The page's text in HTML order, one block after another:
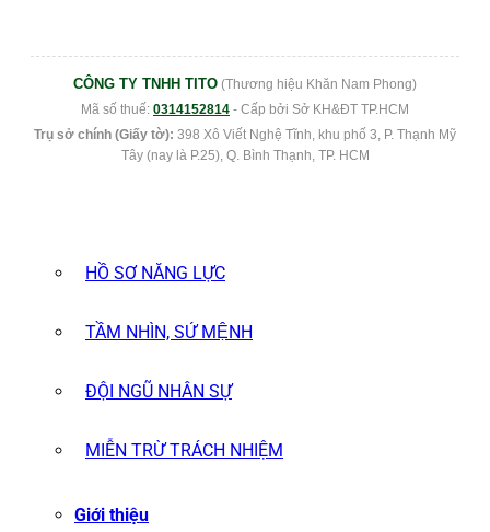
CÔNG TY TNHH TITO (Thương hiệu Khăn Nam Phong)
Mã số thuế: 0314152814 - Cấp bởi Sở KH&ĐT TP.HCM
Trụ sở chính (Giấy tờ): 398 Xô Viết Nghệ Tĩnh, khu phố 3, P. Thạnh Mỹ
Tây (nay là P.25), Q. Bình Thạnh, TP. HCM
HỒ SƠ NĂNG LỰC
TẦM NHÌN, SỨ MỆNH
ĐỘI NGŨ NHÂN SỰ
MIỄN TRỪ TRÁCH NHIỆM
Giới thiệu